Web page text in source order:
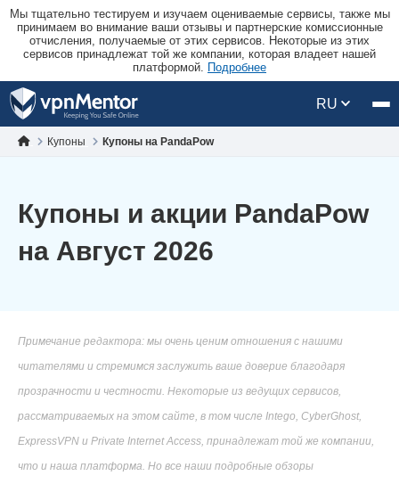
Мы тщательно тестируем и изучаем оцениваемые сервисы, также мы
принимаем во внимание ваши отзывы и партнерские комиссионные
отчисления, получаемые от этих сервисов. Некоторые из этих
сервисов принадлежат той же компании, которая владеет нашей
платформой. Подробнее
RU
Купоны Купоны на PandaPow
Купоны и акции PandaPow
на Август 2026
Примечание редактора: мы очень ценим отношения с нашими
читателями и стремимся заслужить ваше доверие благодаря
прозрачности и честности. Некоторые из ведущих сервисов,
рассматриваемых на этом сайте, в том числе Intego, CyberGhost,
ExpressVPN и Private Internet Access, принадлежат той же компании,
что и наша платформа. Но все наши подробные обзоры